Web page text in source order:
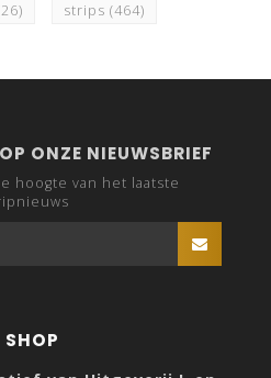
strips (464)
ONZE NIEUWSBRIEF
hoogte van het laatste
SHOP